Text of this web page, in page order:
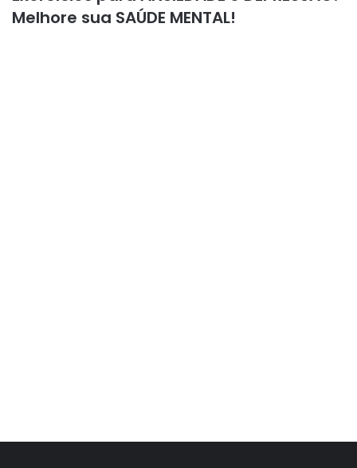
Melhore sua SAÚDE MENTAL!